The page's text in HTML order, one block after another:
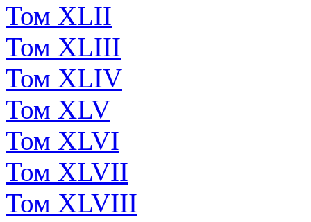
Том XLII
Том XLIII
Том XLIV
Том XLV
Том XLVI
Том XLVII
Том XLVIII